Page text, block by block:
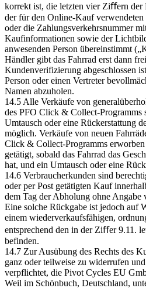
korrekt ist, die letzten vier Ziﬀern
der für den Online-Kauf
oder die Zahlungsverkehrsnummer
Kaufinformationen sowie der
anwesenden Person übereinstimmt
Händler gibt das Fahrrad erst dann
Kundenverifizierung abgeschlossen
Person oder einen Vertreter
Namen abzuholen.
14.5 Alle Verkäufe von
des PFO Click & Collect-Programms
Umtausch oder eine Rückerstattung
möglich. Verkäufe von neuen
Click & Collect-Programms
getätigt, sobald das Fahrrad das
hat, und ein Umtausch oder eine
14.6 Verbraucherkunden sind
oder per Post getätigten Kauf
dem Tag der Abholung ohne Angabe
Eine solche Rückgabe ist jedoch auf
einem wiederverkaufsfähigen,
entsprechend den in der Ziﬀer 9.11.
befinden.
14.7 Zur Ausübung des Rechts des
ganz oder teilweise zu widerrufen
verpflichtet, die Pivot Cycles EU
Weil im Schönbuch, Deutschland,